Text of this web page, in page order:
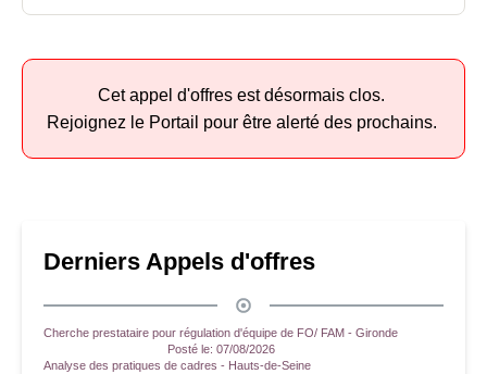
Cet appel d'offres est désormais clos.
Rejoignez le Portail pour être alerté des prochains.
Derniers Appels d'offres
Cherche prestataire pour régulation d'équipe de FO/ FAM - Gironde
Posté le: 07/08/2026
Analyse des pratiques de cadres - Hauts-de-Seine